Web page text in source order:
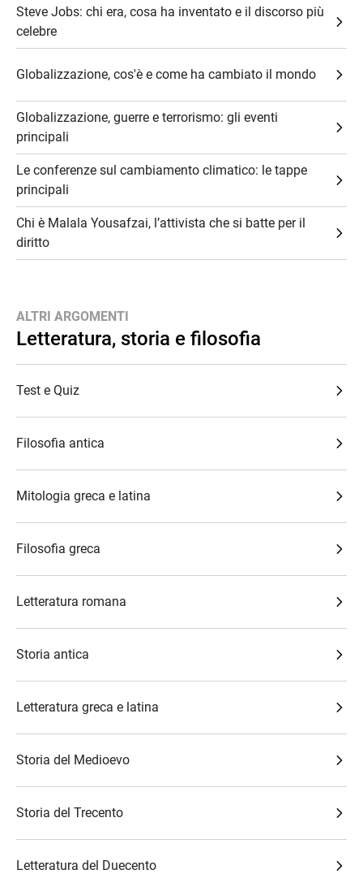
Steve Jobs: chi era, cosa ha inventato e il discorso più
celebre
Globalizzazione, cos'è e come ha cambiato il mondo
Globalizzazione, guerre e terrorismo: gli eventi
principali
Le conferenze sul cambiamento climatico: le tappe
principali
Chi è Malala Yousafzai, l’attivista che si batte per il
diritto
ALTRI ARGOMENTI
Letteratura, storia e filosofia
Test e Quiz
Filosofia antica
Mitologia greca e latina
Filosofia greca
Letteratura romana
Storia antica
Letteratura greca e latina
Storia del Medioevo
Storia del Trecento
Letteratura del Duecento